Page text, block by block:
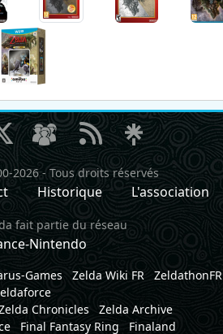
2026- Tous droits réservés
Historique L'association
fait partie du réseau
Nintendo
Games Zelda Wiki FR ZeldathonFR
Chronicles
Zelda Archive
Final Fantasy Ring Finaland